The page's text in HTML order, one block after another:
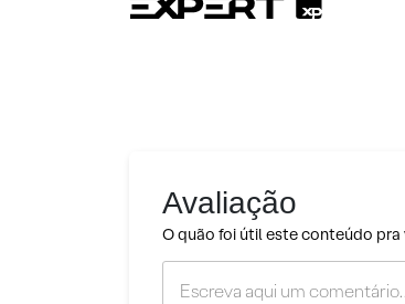
Avaliação
O quão foi útil este conteúdo pra